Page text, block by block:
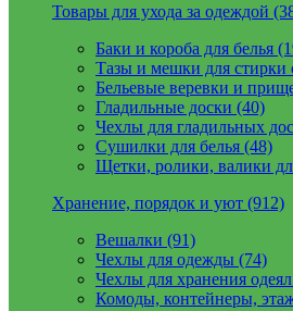
Товары для ухода за одеждой
Баки и короба для белья
Тазы и мешки для стирки
Бельевые веревки и
Гладильные доски (40)
Чехлы для гладильных
Сушилки для белья (48)
Щетки, ролики, валики
Хранение, порядок и уют (912)
Вешалки (91)
Чехлы для одежды (74)
Чехлы для хранения
Комоды, контейнеры,